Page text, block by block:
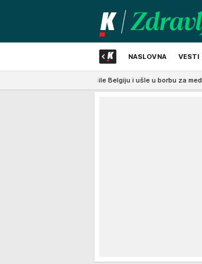
NASLOVNA VESTI
NAJNOVIJE
juniorke srušile Belgiju i ušle u borbu za medalje 22:21